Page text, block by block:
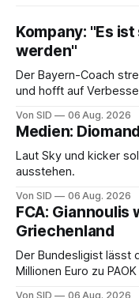
Kompany: "Es
werden"
Der Bayern-Coach
und hofft auf
Von SID 06 Aug. 2026
Medien:
Laut Sky und kicker
ausstehen.
Von SID 06 Aug. 2026
FCA: Giannoulis
Griechenland
Der Bundesligist lässt
Millionen Euro zu
Von SID 06 Aug. 2026